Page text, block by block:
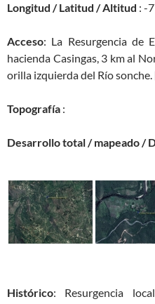
Longitud / Latitud / Altitud : -
Acceso: La Resurgencia de
hacienda Casingas, 3 km al
orilla izquierda del Río sonche.
Topografía :
Desarrollo total / mapeado /
Histórico: Resurgencia